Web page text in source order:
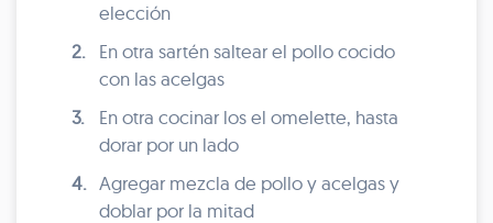
elección
2.
En otra sartén saltear el pollo cocido
con las acelgas
3.
En otra cocinar los el omelette, hasta
dorar por un lado
4. Agregar mezcla de pollo y acelgas y
doblar por la mitad